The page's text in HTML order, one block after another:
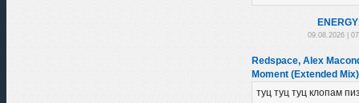
09.08.2026 |
Redspace, Alex
Moment (Extended Mix)
туц туц туц клопам